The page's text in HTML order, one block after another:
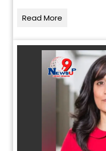
Read More